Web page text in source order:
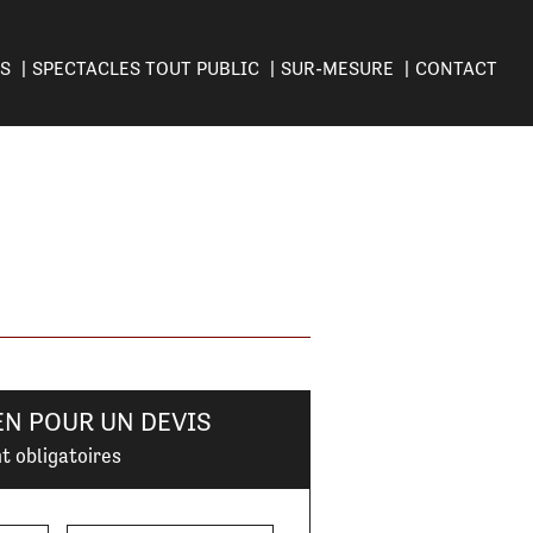
SPECTACLES TOUT PUBLIC SUR-MESURE CONTACT
POUR UN DEVIS
obligatoires